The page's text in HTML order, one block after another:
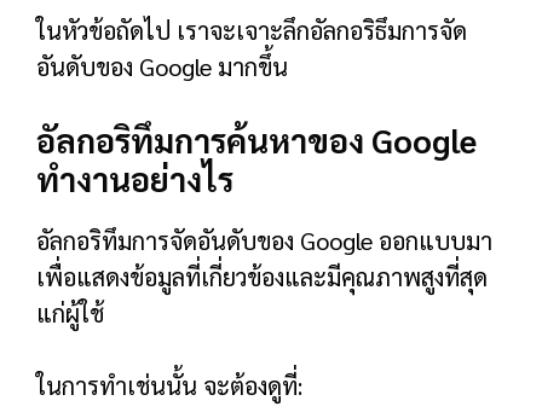
ในหัวข้อถัดไป เราจะเจาะลึกอัลกอริธึมการจัด
อันดับของ Google มากขึ้น
อัลกอริทึมการค้นหาของ Google
ทำงานอย่างไร
อัลกอริทึมการจัดอันดับของ Google ออกแบบมา
เพื่อแสดงข้อมูลที่เกี่ยวข้องและมีคุณภาพสูงที่สุด
แก่ผู้ใช้
ในการทำเช่นนั้น จะต้องดูที่: